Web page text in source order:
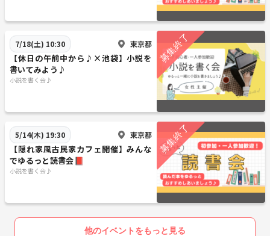
7/18(土) 10:30 東京都
【休日の午前中から♪×池袋】小説を
書いてみよう♪
小説を書く会♪
5/14(木) 19:30 東京都
【隠れ家風古民家カフェ開催】みんな
でゆるっと読書会📕
小説を書く会♪
他のイベントをもっと見る